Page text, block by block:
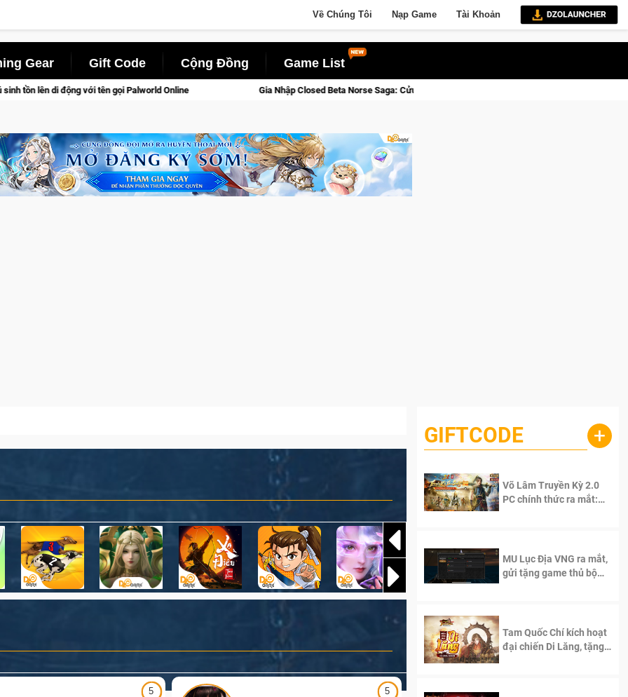
Về Chúng Tôi Nạp Game Tài Khoản
Gear Gift Code Cộng Đồng Game List
Palworld Online Gia Nhập Closed Beta Norse Saga: Cửu Giới Thức Tỉnh, Săn DJI Osmo Pocket 3 Ngay Hôm Nay
5 5
GIFTCODE +
Võ Lâm Truyền Kỳ 2.0
PC chính thức ra mắt:
MU Lục Địa VNG ra mắt,
gửi tặng game thủ bộ
Tam Quốc Chí kích hoạt
đại chiến Di Lăng, tặng